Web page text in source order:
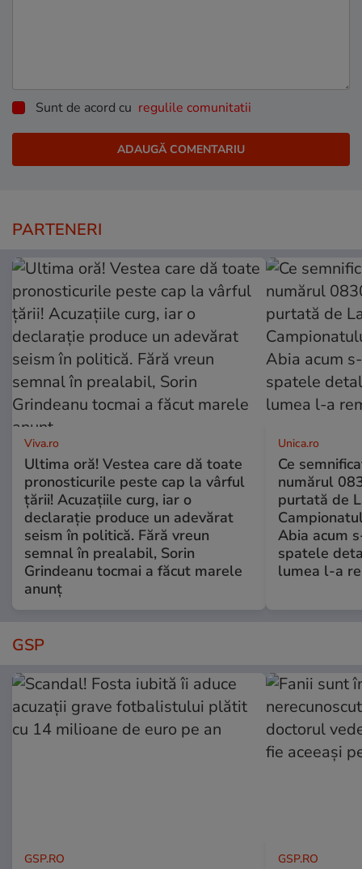
Sunt de acord cu regulile comunitatii
PARTENERI
Viva.ro
Ultima oră! Vestea care dă toate
pronosticurile peste cap la vârful
țării! Acuzațiile curg, iar o
declarație produce un adevărat
seism în politică. Fără vreun
semnal în prealabil, Sorin
Grindeanu tocmai a făcut marele
anunț
Unica.ro
Ce
numărul
purtată de
Abia acum
spatele
lumea l-a
GSP
GSP.RO GSP.RO